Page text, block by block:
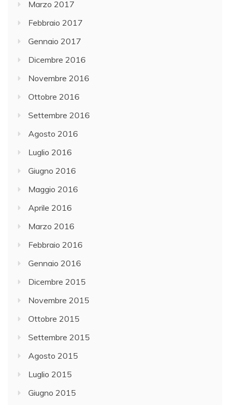
Marzo 2017
Febbraio 2017
Gennaio 2017
Dicembre 2016
Novembre 2016
Ottobre 2016
Settembre 2016
Agosto 2016
Luglio 2016
Giugno 2016
Maggio 2016
Aprile 2016
Marzo 2016
Febbraio 2016
Gennaio 2016
Dicembre 2015
Novembre 2015
Ottobre 2015
Settembre 2015
Agosto 2015
Luglio 2015
Giugno 2015